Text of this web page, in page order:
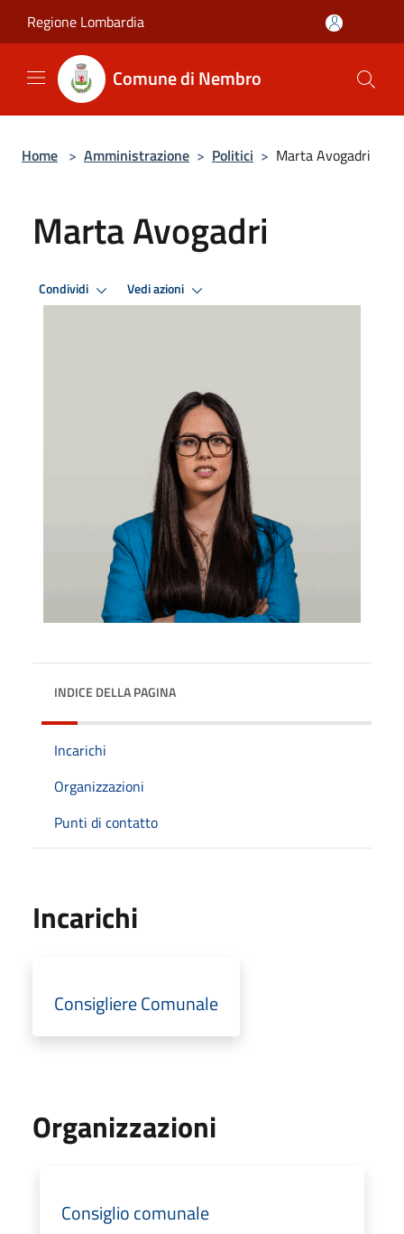
Regione Lombardia
Comune di Nembro
Home > Amministrazione > Politici > Marta Avogadri
Marta Avogadri
Condividi Vedi azioni
INDICE DELLA PAGINA
Incarichi
Organizzazioni
Punti di contatto
Incarichi
Consigliere Comunale
Organizzazioni
Consiglio comunale